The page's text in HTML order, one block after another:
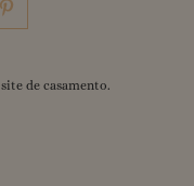
site de casamento.